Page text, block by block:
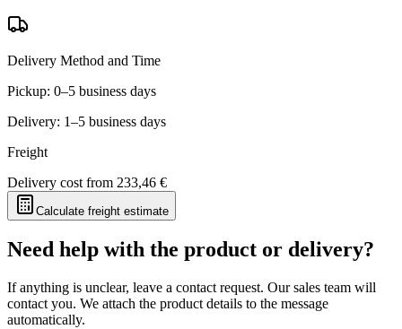
Delivery Method and Time
Pickup: 0–5 business days
Delivery: 1–5 business days
Freight
Delivery cost from 233,46 €
Calculate freight estimate
Need help with the product or delivery?
If anything is unclear, leave a contact request. Our sales team will
contact you. We attach the product details to the message
automatically.